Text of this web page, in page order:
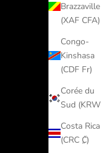
Brazzaville
(XAF CFA)
Congo-
Kinshasa
(CDF Fr)
Corée du
Sud (KRW
Costa Rica
(CRC ₡)
Argentine
Arménie
(EUR €)
Aruba
(AWG
Australie
(AUD $)